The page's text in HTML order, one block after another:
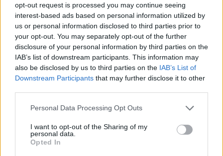
opt-out request is processed you may continue seeing
interest-based ads based on personal information utilized by
us or personal information disclosed to third parties prior to
your opt-out. You may separately opt-out of the further
disclosure of your personal information by third parties on the
IAB’s list of downstream participants. This information may
also be disclosed by us to third parties on the IAB’s List of
Downstream Participants that may further disclose it to other
Personal Data Processing Opt Outs
I want to opt-out of the Sharing of my
personal data.
Opted In